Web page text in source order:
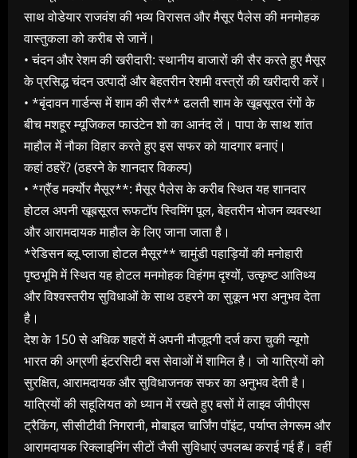
साथ वोडेयार राजवंश की भव्य विरासत और मैसूर पैलेस की मनमोहक
वास्तुकला को करीब से जानें।
• चंदन और रेशम की खरीदारी: स्थानीय बाजारों की सैर करते हुए मैसूर
के प्रसिद्ध चंदन उत्पादों और बेहतरीन रेशमी वस्त्रों की खरीदारी करें।
• *बृंदावन गार्डन्स में शाम की सैर** ढलती शाम के खूबसूरत रंगों के
बीच मशहूर म्यूजिकल फाउंटेन शो का आनंद लें। पापा के साथ शांत
माहौल में नौका विहार करते हुए इस सफर को यादगार बनाएं।
कहां ठहरें? (ठहरने के शानदार विकल्प)
• *ग्रैंड मर्क्योर मैसूर**: मैसूर पैलेस के करीब स्थित यह शानदार
होटल अपनी खूबसूरत रूफटॉप स्विमिंग पूल, बेहतरीन भोजन व्यवस्था
और आरामदायक माहौल के लिए जाना जाता है।
*रेडिसन ब्लू प्लाजा होटल मैसूर** चामुंडी पहाड़ियों की मनोहारी
पृष्ठभूमि में स्थित यह होटल मनमोहक विहंगम दृश्यों, उत्कृष्ट आतिथ्य
और विश्वस्तरीय सुविधाओं के साथ ठहरने का सुकून भरा अनुभव देता
है।
देश के 150 से अधिक शहरों में अपनी मौजूदगी दर्ज करा चुकी न्‍यूगो
भारत की अग्रणी इंटरसिटी बस सेवाओं में शामिल है। जो यात्रियों को
सुरक्षित, आरामदायक और सुविधाजनक सफर का अनुभव देती है।
यात्रियों की सहूलियत को ध्यान में रखते हुए बसों में लाइव जीपीएस
ट्रैकिंग, सीसीटीवी निगरानी, मोबाइल चार्जिंग पॉइंट, पर्याप्त लेगरूम और
आरामदायक रिक्लाइनिंग सीटों जैसी सुविधाएं उपलब्ध कराई गई हैं। वहीं